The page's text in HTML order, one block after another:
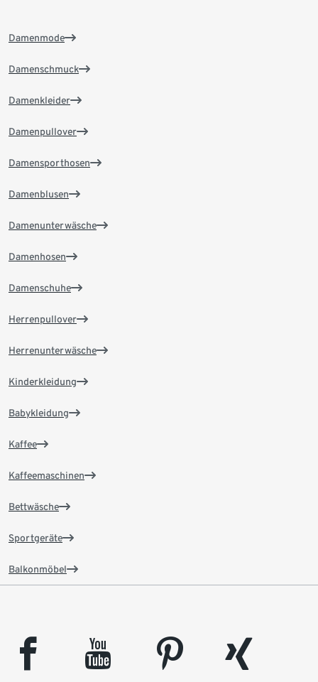
Damenmode
Damenschmuck
Damenkleider
Damenpullover
Damensporthosen
Damenblusen
Damenunterwäsche
Damenhosen
Damenschuhe
Herrenpullover
Herrenunterwäsche
Kinderkleidung
Babykleidung
Kaffee
Kaffeemaschinen
Bettwäsche
Sportgeräte
Balkonmöbel
facebook youtube pinterest
xing